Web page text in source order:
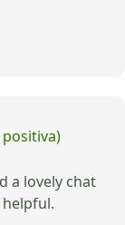
positiva)
a lovely chat